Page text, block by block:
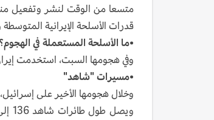
متسعا من الوقت لنشر وتفعيل
قدرات الأسلحة الإيرانية
•ما الأسلحة المستعملة في الهجوم؟
وفي هجومها السبت، استخدمت إيران 120 صاروخا بالستيا و30 صاروخ كروز، بالإضافة إلى 170 طائرة
•مسيرات "شاهد"
وخلال هجومها الأخير على إسرائيل،